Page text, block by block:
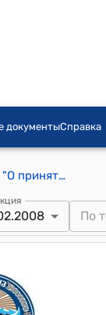
документыСправка
Постановление Жогорку Кенеша КР от 8 февраля 2008 года № 147-IV "О принятии в первом чтении проекта Закона Кыргызской Республики «О внесении дополнения в Налоговый кодекс Кыргызской Республики"